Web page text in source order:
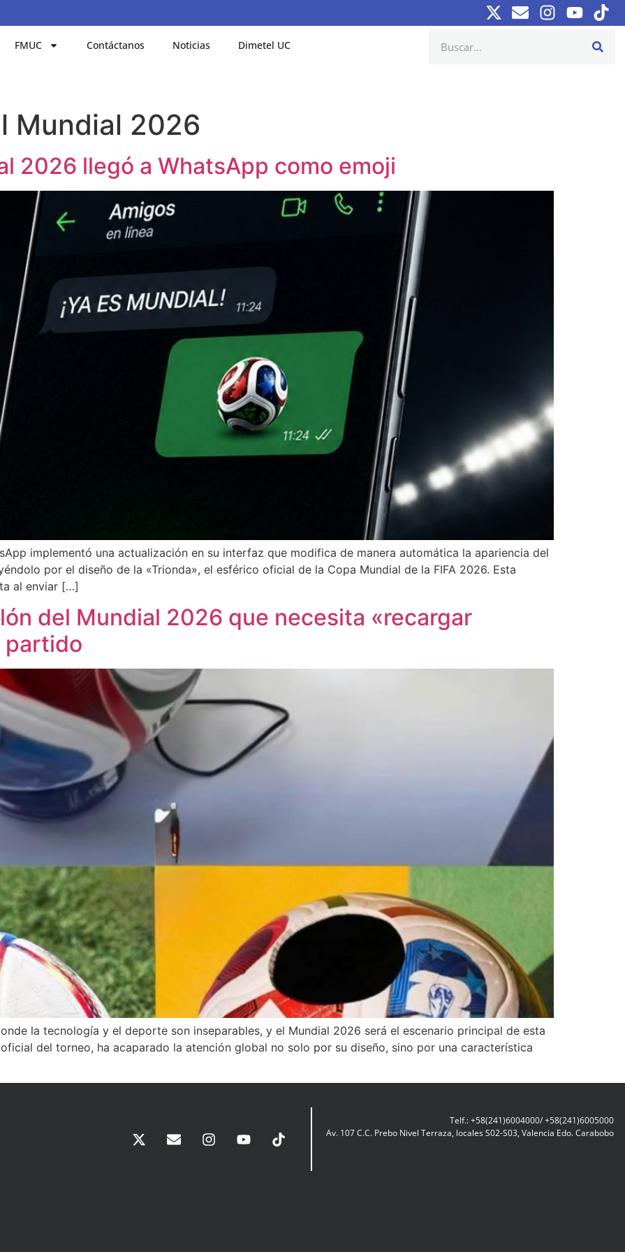
FMUC Contáctanos Noticias Dimetel UC
Mundial 2026
2026 llegó a WhatsApp como emoji
implementó una actualización en su interfaz que modifica de manera automática la apariencia del
por el diseño de la «Trionda», el esférico oficial de la Copa Mundial de la FIFA 2026. Esta
al enviar […]
del Mundial 2026 que necesita «recargar
partido
la tecnología y el deporte son inseparables, y el Mundial 2026 será el escenario principal de esta
del torneo, ha acaparado la atención global no solo por su diseño, sino por una característica
Telf.: +58(241)6004000/ +58(241)6005000
Av. 107 C.C. Prebo Nivel Terraza, locales S02-S03, Valencia Edo. Carabobo